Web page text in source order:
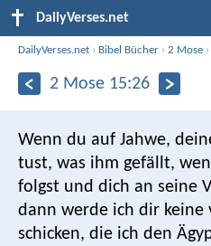
DailyVerses.net
DailyVerses.net › Bibel Bücher ›2 Mose ›
2 Mose 15:26
Wenn du auf Jahwe,
tust, was ihm gefällt,
folgst und dich an seine
dann werde ich dir keine
schicken, die ich den